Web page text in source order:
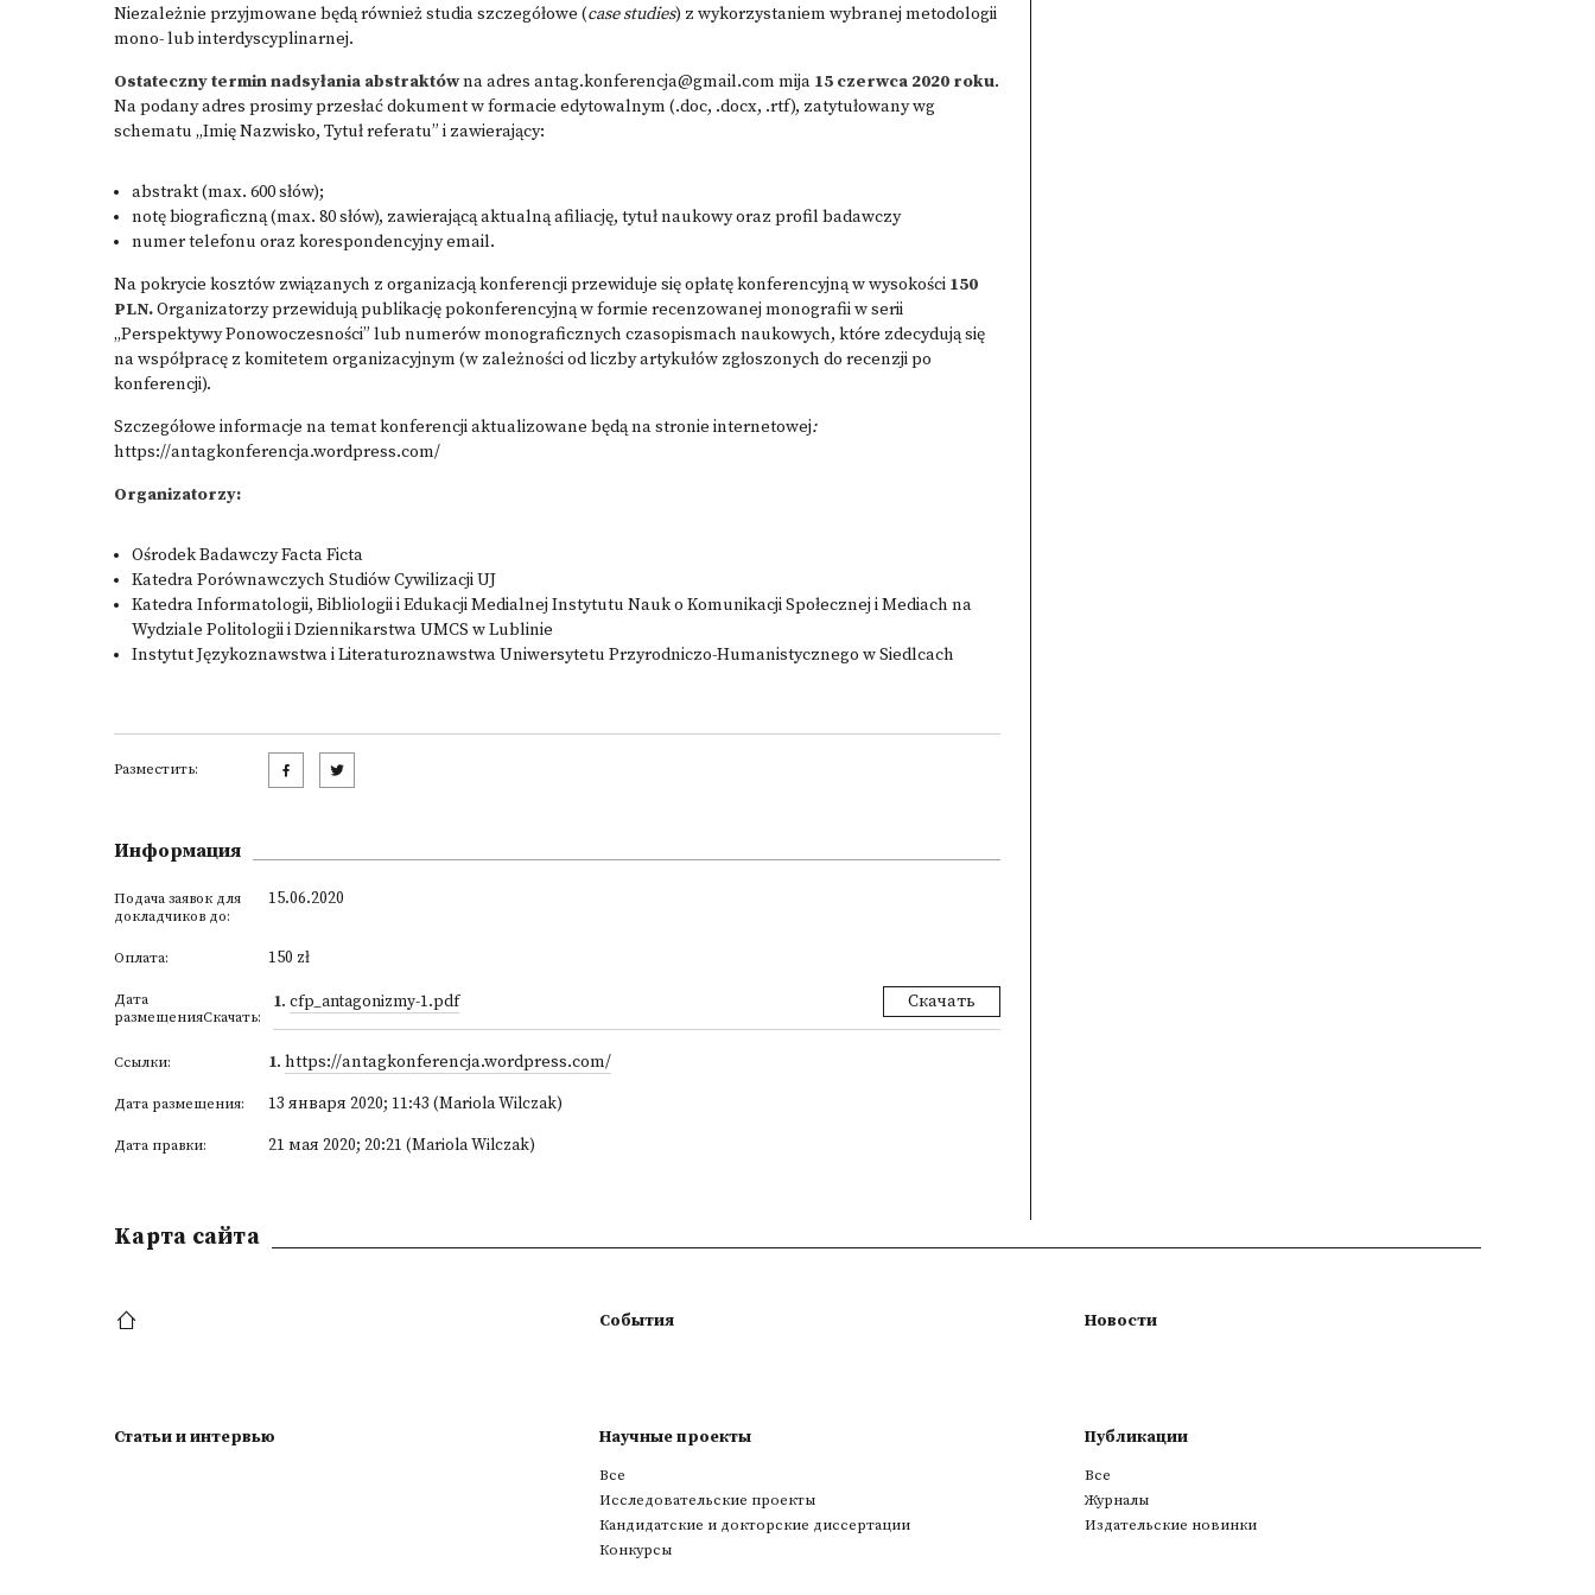
Niezależnie przyjmowane będą również studia szczegółowe (case studies) z wykorzystaniem wybranej metodologii
mono- lub interdyscyplinarnej.
Ostateczny termin nadsyłania abstraktówna adres antag.konferencja@gmail.com mija 15 czerwca 2020 roku.
Na podany adres prosimy przesłać dokument w formacie edytowalnym (.doc, .docx, .rtf), zatytułowany wg
schematu „Imię Nazwisko, Tytuł referatu” i zawierający:
abstrakt (max. 600 słów);
notę biograficzną (max. 80 słów), zawierającą aktualną afiliację, tytuł naukowy oraz profil badawczy
numer telefonu oraz korespondencyjny email.
Na pokrycie kosztów związanych z organizacją konferencji przewiduje się opłatę konferencyjną w wysokości 150
PLN.Organizatorzy przewidują publikację pokonferencyjną w formie recenzowanej monografii w serii
„Perspektywy Ponowoczesności” lub numerów monograficznych czasopismach naukowych, które zdecydują się
na współpracę z komitetem organizacyjnym (w zależności od liczby artykułów zgłoszonych do recenzji po
konferencji).
Szczegółowe informacje na temat konferencji aktualizowane będą na stronie internetowej:
https://antagkonferencja.wordpress.com/
Organizatorzy:
Ośrodek Badawczy Facta Ficta
Katedra Porównawczych Studiów Cywilizacji UJ
Katedra Informatologii, Bibliologii i Edukacji Medialnej Instytutu Nauk o Komunikacji Społecznej i Mediach na
Wydziale Politologii i Dziennikarstwa UMCS w Lublinie
Instytut Językoznawstwa i Literaturoznawstwa Uniwersytetu Przyrodniczo-Humanistycznego w Siedlcach
Разместить:
Информация
Подача заявок для
докладчиков до:
15.06.2020
Оплата: 150 zł
Дата
размещенияСкачать:
1. cfp_antagonizmy-1.pdf Скачать
Ссылки: 1. https://antagkonferencja.wordpress.com/
Дата размещения: 13 января 2020; 11:43 (Mariola Wilczak)
Дата правки: 21 мая 2020; 20:21 (Mariola Wilczak)
Kарта сайта
События Новости
Статьи и интервью Научные проекты
Все
Исследовательские проекты
Кандидатские и докторские диссертации
Конкурсы
Публикации
Все
Журналы
Издательские новинки